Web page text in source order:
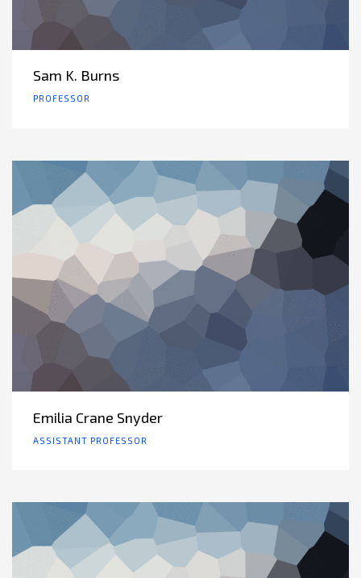
Sam K. Burns
PROFESSOR
Emilia Crane Snyder
ASSISTANT PROFESSOR